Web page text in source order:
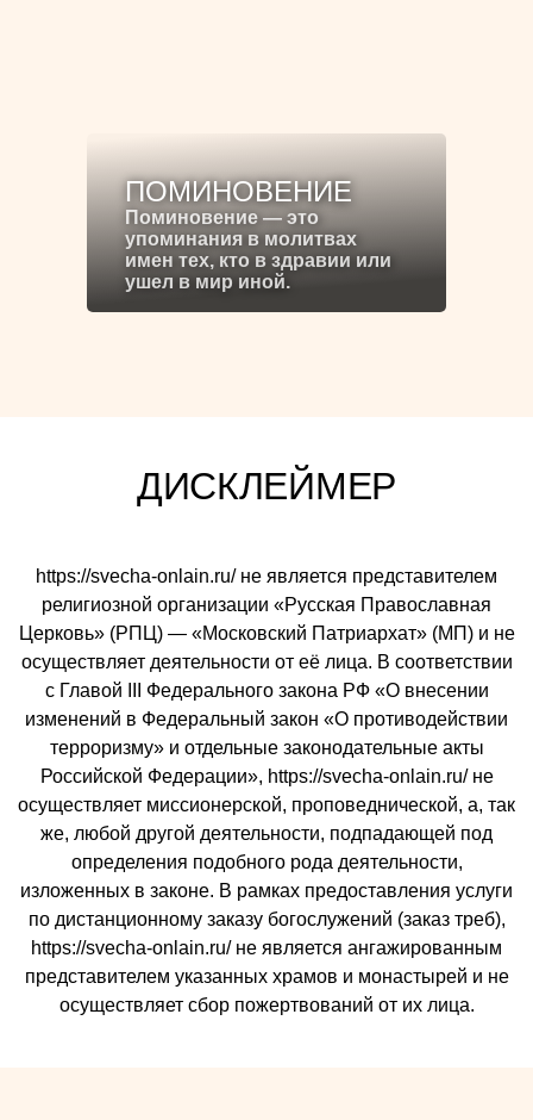
ПОМИНОВЕНИЕ
Поминовение — это
упоминания в молитвах
имен тех, кто в здравии или
ушел в мир иной.
ДИСКЛЕЙМЕР
https://svecha-onlain.ru/ не является представителем
религиозной организации «Русская Православная
Церковь» (РПЦ) — «Московский Патриархат» (МП) и не
осуществляет деятельности от её лица. В соответствии
с Главой III Федерального закона РФ «О внесении
изменений в Федеральный закон «О противодействии
терроризму» и отдельные законодательные акты
Российской Федерации», https://svecha-onlain.ru/ не
осуществляет миссионерской, проповеднической, а, так
же, любой другой деятельности, подпадающей под
определения подобного рода деятельности,
изложенных в законе. В рамках предоставления услуги
по дистанционному заказу богослужений (заказ треб),
https://svecha-onlain.ru/ не является ангажированным
представителем указанных храмов и монастырей и не
осуществляет сбор пожертвований от их лица.